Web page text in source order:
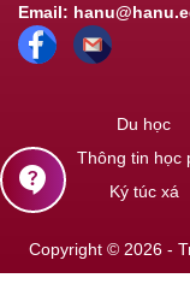
Email:
Du học
Thông tin học
Ký túc xá
Copyright © 2026 -
contact_support